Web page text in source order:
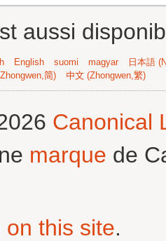
aussi
English suomi magyar
日本語
简) 中文 (Zhongwen,繁)
Canonical
marque de
this site.